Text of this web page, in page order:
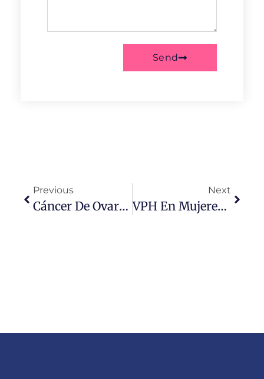
Send
Previous
Cáncer De Ovario: Síntomas Silenciosos Que Podrían Estar Enviando Señales
Next
VPH En Mujeres: Lo Que Nadie Te Dice (Sin Mitos Ni Dramas)